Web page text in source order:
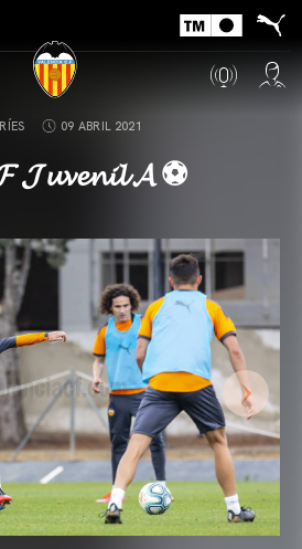
09 ABRIL 2021
𝓙𝓾𝓿𝓮𝓷𝓲𝓵 𝓐 ⚽️